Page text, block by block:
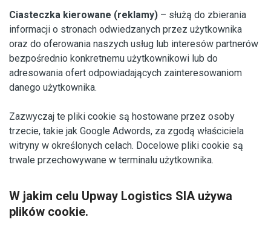
Ciasteczka kierowane (reklamy) – służą do zbierania
informacji o stronach odwiedzanych przez użytkownika
oraz do oferowania naszych usług lub interesów partnerów
bezpośrednio konkretnemu użytkownikowi lub do
adresowania ofert odpowiadających zainteresowaniom
danego użytkownika.
Zazwyczaj te pliki cookie są hostowane przez osoby
trzecie, takie jak Google Adwords, za zgodą właściciela
witryny w określonych celach. Docelowe pliki cookie są
trwale przechowywane w terminalu użytkownika.
W jakim celu Upway Logistics SIA używa
plików cookie.